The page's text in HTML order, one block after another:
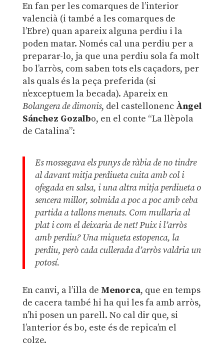
En fan per les comarques de l’interior
valencià (i també a les comarques de
l’Ebre) quan apareix alguna perdiu i la
poden matar. Només cal una perdiu per a
preparar-lo, ja que una perdiu sola fa molt
bo l’arròs, com saben tots els caçadors, per
als quals és la peça preferida (si
n’exceptuem la becada). Apareix en
Bolangera de dimonis, del castellonencÀngel
Sánchez Gozalbo, en el conte “La llèpola
de Catalina”:
Es mossegava els punys de ràbia de no tindre
al davant mitja perdiueta cuita amb col i
ofegada en salsa, i una altra mitja perdiueta o
sencera millor, solmida a poc a poc amb ceba
partida a tallons menuts. Com mullaria al
plat i com el deixaria de net! Puix i l’arròs
amb perdiu? Una miqueta estopenca, la
perdiu, però cada cullerada d’arròs valdria un
potosí.
En canvi, a l’illa de Menorca, que en temps
de cacera també hi ha qui les fa amb arròs,
n’hi posen un parell. No cal dir que, si
l’anterior és bo, este és de repica’m el
colze.